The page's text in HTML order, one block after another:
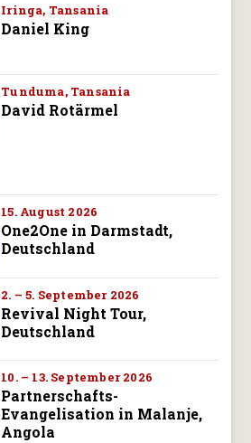
Iringa, Tansania
Daniel King
Tunduma, Tansania
David Rotärmel
15. August 2026
One2One in Darmstadt,
Deutschland
2. – 5. September 2026
Revival Night Tour,
Deutschland
10. – 13. September 2026
Partnerschafts-
Evangelisation in Malanje,
Angola